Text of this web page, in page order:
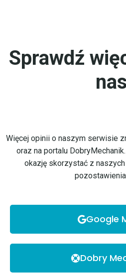
Sprawdź
nas
Więcej opinii o naszym serwisie
oraz na portalu
okazję skorzystać z naszych
Google
Dobry